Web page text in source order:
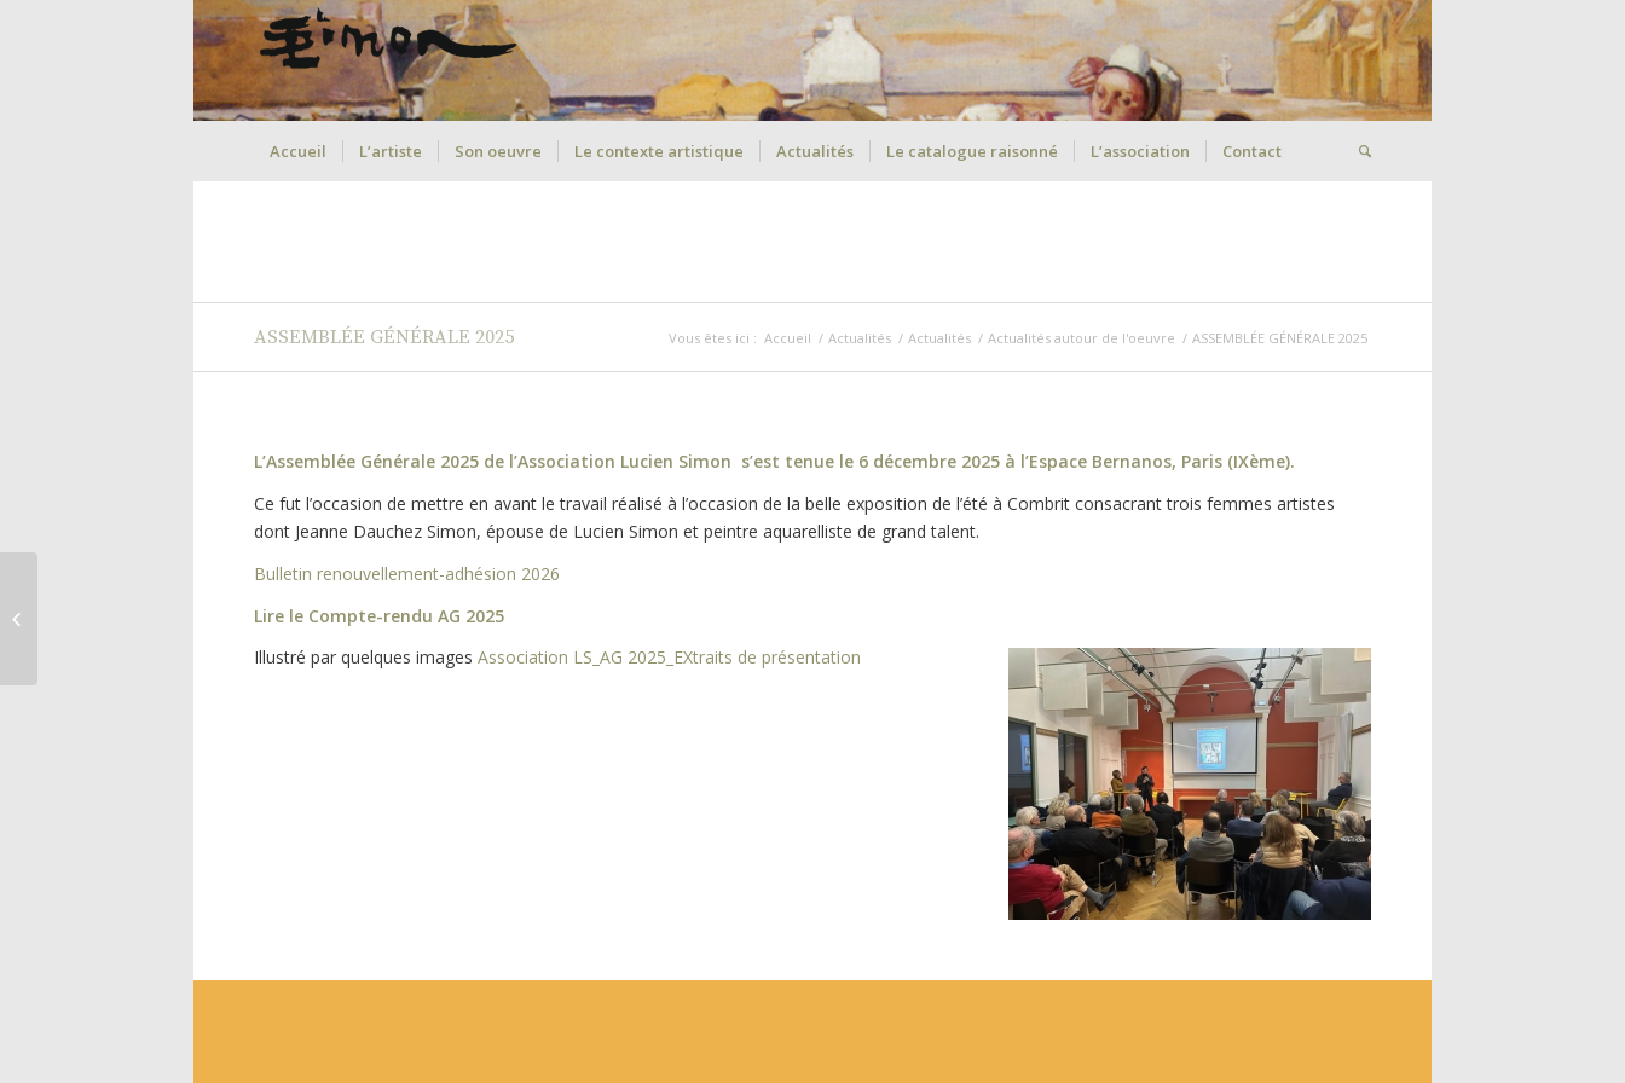
Accueil L’artiste Son oeuvre Le contexte artistique Actualités Le catalogue raisonné L’association Contact
ASSEMBLÉE GÉNÉRALE 2025 Vous êtes ici : Accueil / Actualités / Actualités / Actualités autour de l'oeuvre / ASSEMBLÉE GÉNÉRALE 2025
L’Assemblée Générale 2025 de l’Association Lucien Simon s’est tenue le 6 décembre 2025 à l’Espace Bernanos, Paris (IXème).
Ce fut l’occasion de mettre en avant le travail réalisé à l’occasion de la belle exposition de l’été à Combrit consacrant trois femmes artistes
dont Jeanne Dauchez Simon, épouse de Lucien Simon et peintre aquarelliste de grand talent.
Bulletin renouvellement-adhésion 2026
Lire le Compte-rendu AG 2025
Illustré par quelques images Association LS_AG 2025_EXtraits de présentation